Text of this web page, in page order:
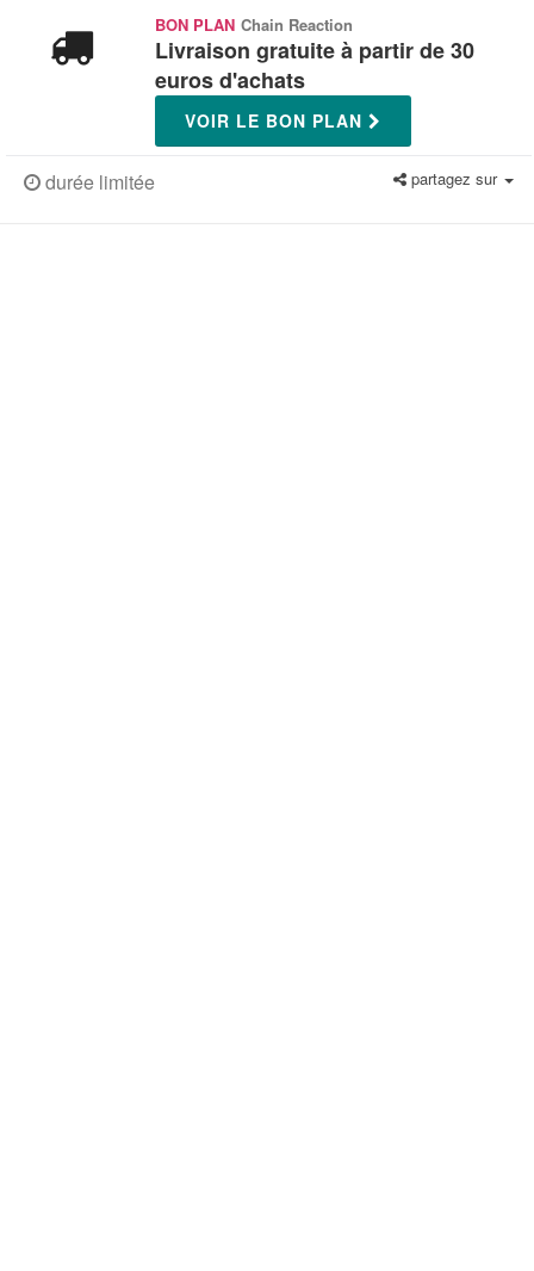
BON PLAN Chain Reaction
Livraison gratuite à partir de 30
euros d'achats
VOIR LE BON PLAN
durée limitée partagez sur